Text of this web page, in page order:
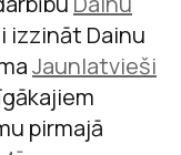
izzināt Dainu
Jaunlatvieši
pirmajā